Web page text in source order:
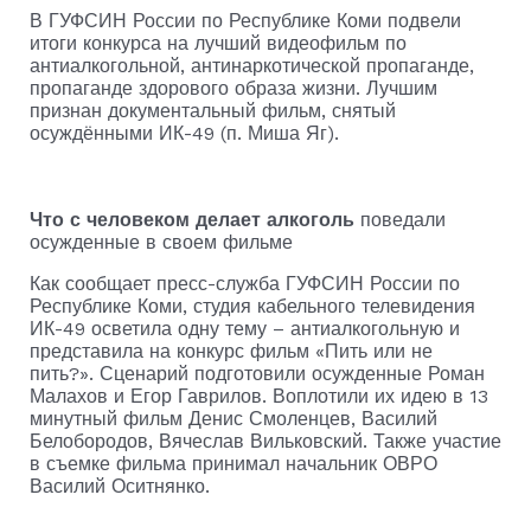
В ГУФСИН России по Республике Коми подвели
итоги конкурса на лучший видеофильм по
антиалкогольной, антинаркотической пропаганде,
пропаганде здорового образа жизни. Лучшим
признан документальный фильм, снятый
осуждёнными ИК-49 (п. Миша Яг).
Что с человеком делает алкоголь поведали
осужденные в своем фильме
Как сообщает пресс-служба ГУФСИН России по
Республике Коми, студия кабельного телевидения
ИК-49 осветила одну тему – антиалкогольную и
представила на конкурс фильм «Пить или не
пить?». Сценарий подготовили осужденные Роман
Малахов и Егор Гаврилов. Воплотили их идею в 13
минутный фильм Денис Смоленцев, Василий
Белобородов, Вячеслав Вильковский. Также участие
в съемке фильма принимал начальник ОВРО
Василий Оситнянко.